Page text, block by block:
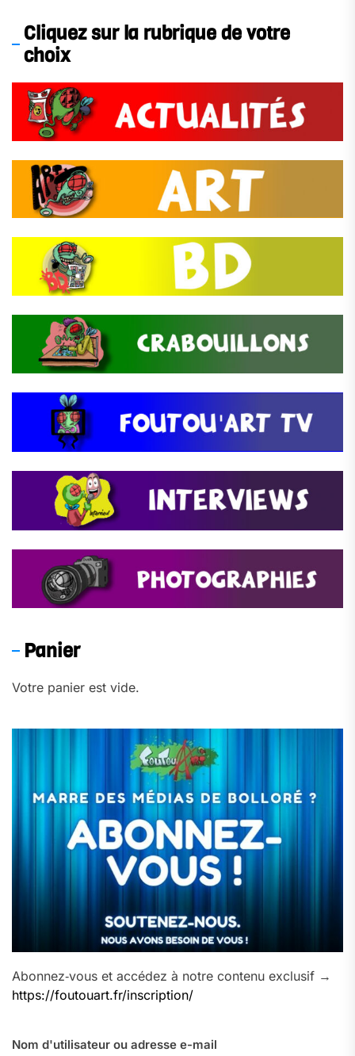
Cliquez sur la rubrique de votre
choix
Panier
Votre panier est vide.
Abonnez‑vous et accédez à notre contenu exclusif →
https://foutouart.fr/inscription/
Nom d'utilisateur ou adresse e-mail